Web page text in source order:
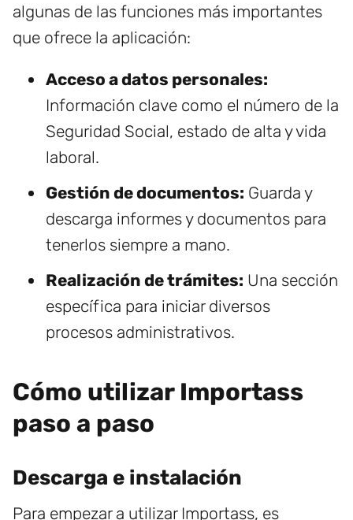
algunas de las funciones más importantes
que ofrece la aplicación:
Acceso a datos personales:
Información clave como el número de la
Seguridad Social, estado de alta y vida
laboral.
Gestión de documentos: Guarda y
descarga informes y documentos para
tenerlos siempre a mano.
Realización de trámites: Una sección
específica para iniciar diversos
procesos administrativos.
Cómo utilizar Importass
paso a paso
Descarga e instalación
Para empezar a utilizar Importass, es